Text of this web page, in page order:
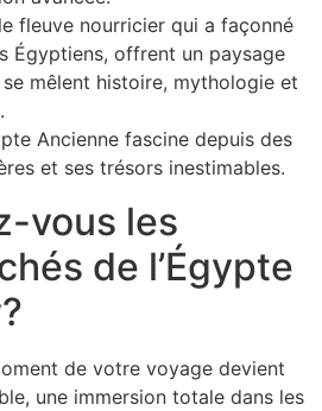
fleuve nourricier qui a façonné
Égyptiens, offrent un paysage
mêlent histoire, mythologie et
Ancienne fascine depuis des
et ses trésors inestimables.
vous les
de l’Égypte
de votre voyage devient
une immersion totale dans les